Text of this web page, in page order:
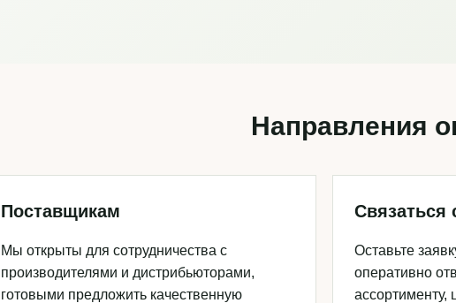
Направления
Поставщикам
Мы открыты для сотрудничества с
производителями и дистрибьюторами,
готовыми предложить качественную
Связаться
Оставьте
оперативно
ассортименту,